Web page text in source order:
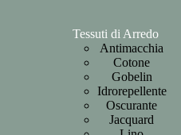
Tessuti di Arredo
Antimacchia
Cotone
Gobelin
Idrorepellente
Oscurante
Jacquard